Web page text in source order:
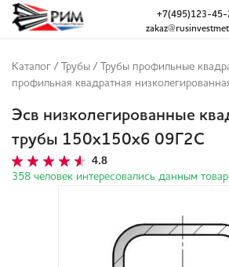
+7(495)123-45-
Каталог / Трубы / Трубы профильные
профильная квадратная
Эсв низколегированные
трубы 150x150x6 09Г2С
4.8
358 человек интересовались данным